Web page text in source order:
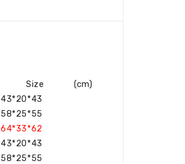
Size (cm)
43*20*43
58*25*55
64*33*62
43*20*43
58*25*55